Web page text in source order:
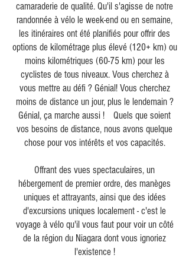
camaraderie de qualité. Qu'il s'agisse de notre
randonnée à vélo le week-end ou en semaine,
les itinéraires ont été planifiés pour offrir des
options de kilométrage plus élevé (120+ km) ou
moins kilométriques (60-75 km) pour les
cyclistes de tous niveaux. Vous cherchez à
vous mettre au défi ? Génial! Vous cherchez
moins de distance un jour, plus le lendemain ?
Génial, ça marche aussi !
Quels que soient
vos besoins de distance, nous avons quelque
chose pour vos intérêts et vos capacités.
Offrant des vues spectaculaires, un
hébergement de premier ordre, des manèges
uniques et attrayants, ainsi que des idées
d'excursions uniques localement - c'est le
voyage à vélo qu'il vous faut pour voir un côté
de la région du Niagara dont vous ignoriez
l'existence !